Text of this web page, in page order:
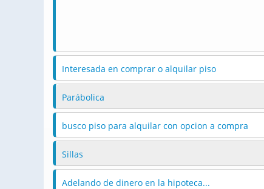
Interesada en comprar o alquilar piso
Parábolica
busco piso para alquilar con opcion a compra
Sillas
Adelando de dinero en la hipoteca...